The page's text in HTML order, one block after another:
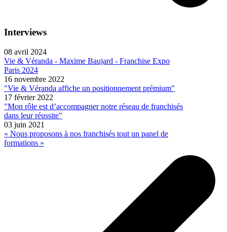
Interviews
08 avril 2024
Vie & Véranda - Maxime Baujard - Franchise Expo
Paris 2024
16 novembre 2022
"Vie & Véranda affiche un positionnement prémium"
17 février 2022
"Mon rôle est d’accompagner notre réseau de franchisés
dans leur réussite"
03 juin 2021
« Nous proposons à nos franchisés tout un panel de
formations »